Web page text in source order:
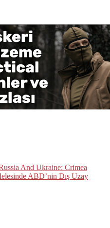
And Ukraine: Crimea
ABD’nin Dış Uzay